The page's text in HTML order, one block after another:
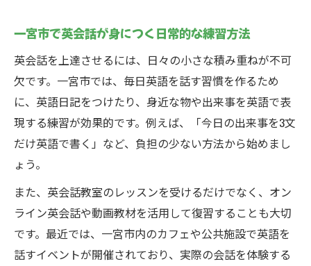
一宮市で英会話が身につく日常的な練習方法
英会話を上達させるには、日々の小さな積み重ねが不可
欠です。一宮市では、毎日英語を話す習慣を作るため
に、英語日記をつけたり、身近な物や出来事を英語で表
現する練習が効果的です。例えば、「今日の出来事を3文
だけ英語で書く」など、負担の少ない方法から始めまし
ょう。
また、英会話教室のレッスンを受けるだけでなく、オン
ライン英会話や動画教材を活用して復習することも大切
です。最近では、一宮市内のカフェや公共施設で英語を
話すイベントが開催されており、実際の会話を体験する